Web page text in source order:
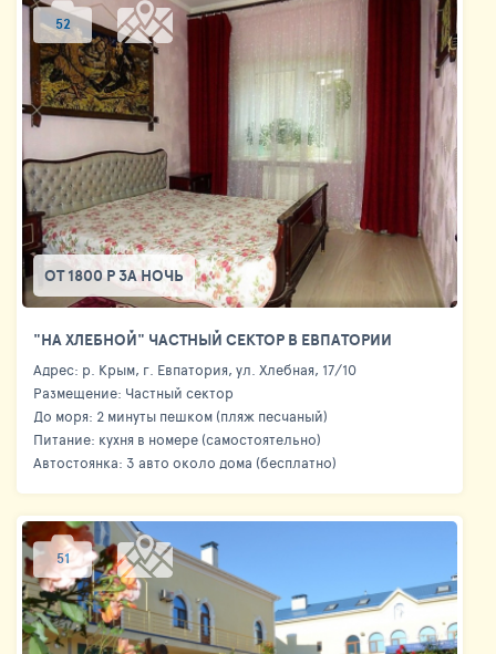
52
ОТ 1800 Р ЗА НОЧЬ
"НА ХЛЕБНОЙ" ЧАСТНЫЙ СЕКТОР В ЕВПАТОРИИ
Адрес: р. Крым, г. Евпатория, ул. Хлебная, 17/10
Размещение: Частный сектор
До моря: 2 минуты пешком (пляж песчаный)
Питание: кухня в номере (самостоятельно)
Автостоянка: 3 авто около дома (бесплатно)
51